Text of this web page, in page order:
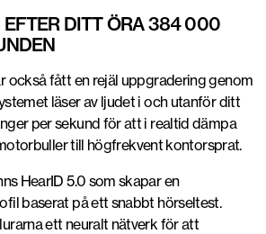
EFTER DITT ÖRA 384 000
också fått en rejäl uppgradering genom
läser av ljudet i och utanför ditt
per sekund för att i realtid dämpa
till högfrekvent kontorsprat.
HearID 5.0 som skapar en
baserat på ett snabbt hörseltest.
ett neuralt nätverk för att